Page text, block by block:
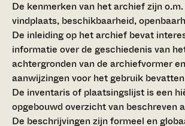
De kenmerken van het archief zijn
vindplaats, beschikbaarheid,
De inleiding op het archief bevat
informatie over de geschiedenis van
achtergronden van de archiefvormer
aanwijzingen voor het gebruik
De inventaris of plaatsingslijst is een
opgebouwd overzicht van beschreven
De beschrijvingen zijn formeel en